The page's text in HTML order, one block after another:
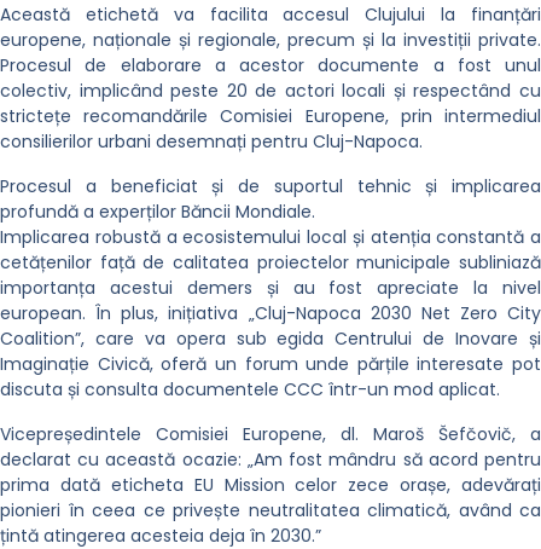
Această etichetă va facilita accesul Clujului la finanțări
europene, naționale și regionale, precum și la investiții private.
Procesul de elaborare a acestor documente a fost unul
colectiv, implicând peste 20 de actori locali și respectând cu
strictețe recomandările Comisiei Europene, prin intermediul
consilierilor urbani desemnați pentru Cluj-Napoca.
Procesul a beneficiat și de suportul tehnic și implicarea
profundă a experților Băncii Mondiale.
Implicarea robustă a ecosistemului local și atenția constantă a
cetățenilor față de calitatea proiectelor municipale subliniază
importanța acestui demers și au fost apreciate la nivel
european. În plus, inițiativa „Cluj-Napoca 2030 Net Zero City
Coalition”, care va opera sub egida Centrului de Inovare și
Imaginație Civică, oferă un forum unde părțile interesate pot
discuta și consulta documentele CCC într-un mod aplicat.
Vicepreședintele Comisiei Europene, dl. Maroš Šefčovič, a
declarat cu această ocazie: „Am fost mândru să acord pentru
prima dată eticheta EU Mission celor zece orașe, adevărați
pionieri în ceea ce privește neutralitatea climatică, având ca
țintă atingerea acesteia deja în 2030.”